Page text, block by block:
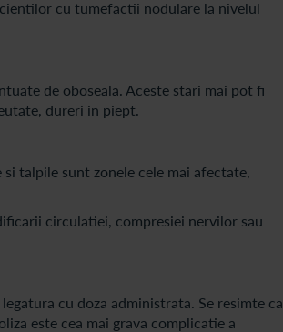
cu tumefactii nodulare la nivelul
de oboseala. Aceste stari mai pot fi
dureri in piept.
talpile sunt zonele cele mai afectate,
circulatiei, compresiei nervilor sau
cu doza administrata. Se resimte ca
este cea mai grava complicatie a